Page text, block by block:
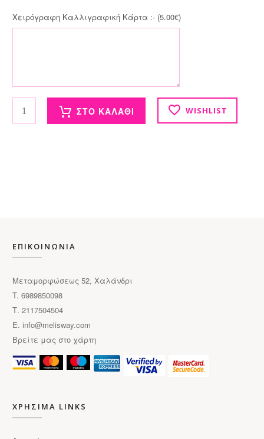
Χειρόγραφη Καλλιγραφική Κάρτα :- (5.00€)
Μάρτης Παπαρούνα σμάλτο ποσότητα
ΣΤΟ ΚΑΛΑΘΙ WISHLIST
ΕΠΙΚΟΙΝΩΝΙΑ
Μεταμορφώσεως 52, Χαλάνδρι
T. 6989850098
Τ. 2117504504
E. info@melisway.com
Βρείτε μας στο χάρτη
ΧΡΗΣΙΜΑ LINKS